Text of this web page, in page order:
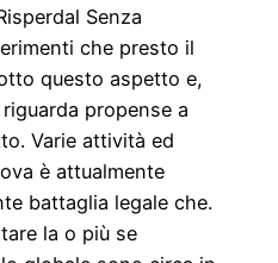
Senza
che presto il
questo aspetto e,
propense a
Varie attività ed
è attualmente
battaglia legale che.
la o più se